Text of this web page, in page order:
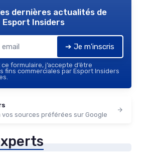
dernières actualités de
Esport Insiders
➔ Je m'inscris
formulaire, j’accepte d’être
fins commerciales par Esport Insiders
sources préférées sur Google